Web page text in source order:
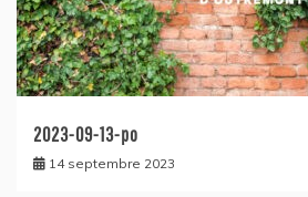
2023-09-13-po
14 septembre 2023